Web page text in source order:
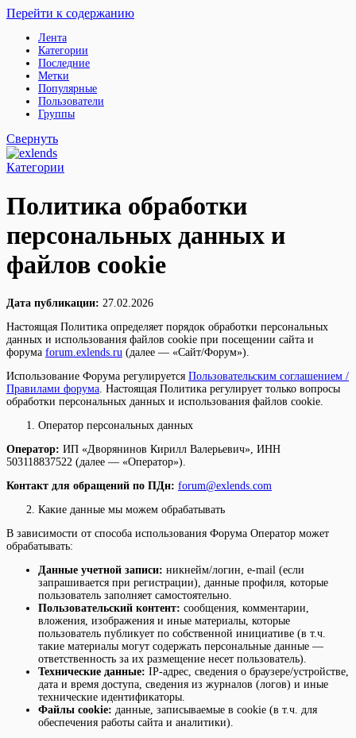
Перейти к содержанию
Лента
Категории
Последние
Метки
Популярные
Пользователи
Группы
Свернуть
Категории
Политика обработки
персональных данных и
файлов cookie
Дата публикации: 27.02.2026
Настоящая Политика определяет порядок обработки персональных
данных и использования файлов cookie при посещении сайта и
форума forum.exlends.ru (далее — «Сайт/Форум»).
Использование Форума регулируется Пользовательским соглашением /
Правилами форума . Настоящая Политика регулирует только вопросы
обработки персональных данных и использования файлов cookie.
Оператор персональных данных
Оператор: ИП «Дворянинов Кирилл Валерьевич», ИНН
503118837522 (далее — «Оператор»).
Контакт для обращений по ПДн: forum@exlends.com
Какие данные мы можем обрабатывать
В зависимости от способа использования Форума Оператор может
обрабатывать:
Данные учетной записи: никнейм/логин, e-mail (если
запрашивается при регистрации), данные профиля, которые
пользователь заполняет самостоятельно.
Пользовательский контент: сообщения, комментарии,
вложения, изображения и иные материалы, которые
пользователь публикует по собственной инициативе (в т.ч.
такие материалы могут содержать персональные данные —
ответственность за их размещение несет пользователь).
Технические данные: IP-адрес, сведения о браузере/устройстве,
дата и время доступа, сведения из журналов (логов) и иные
технические идентификаторы.
Файлы cookie: данные, записываемые в cookie (в т.ч. для
обеспечения работы сайта и аналитики).